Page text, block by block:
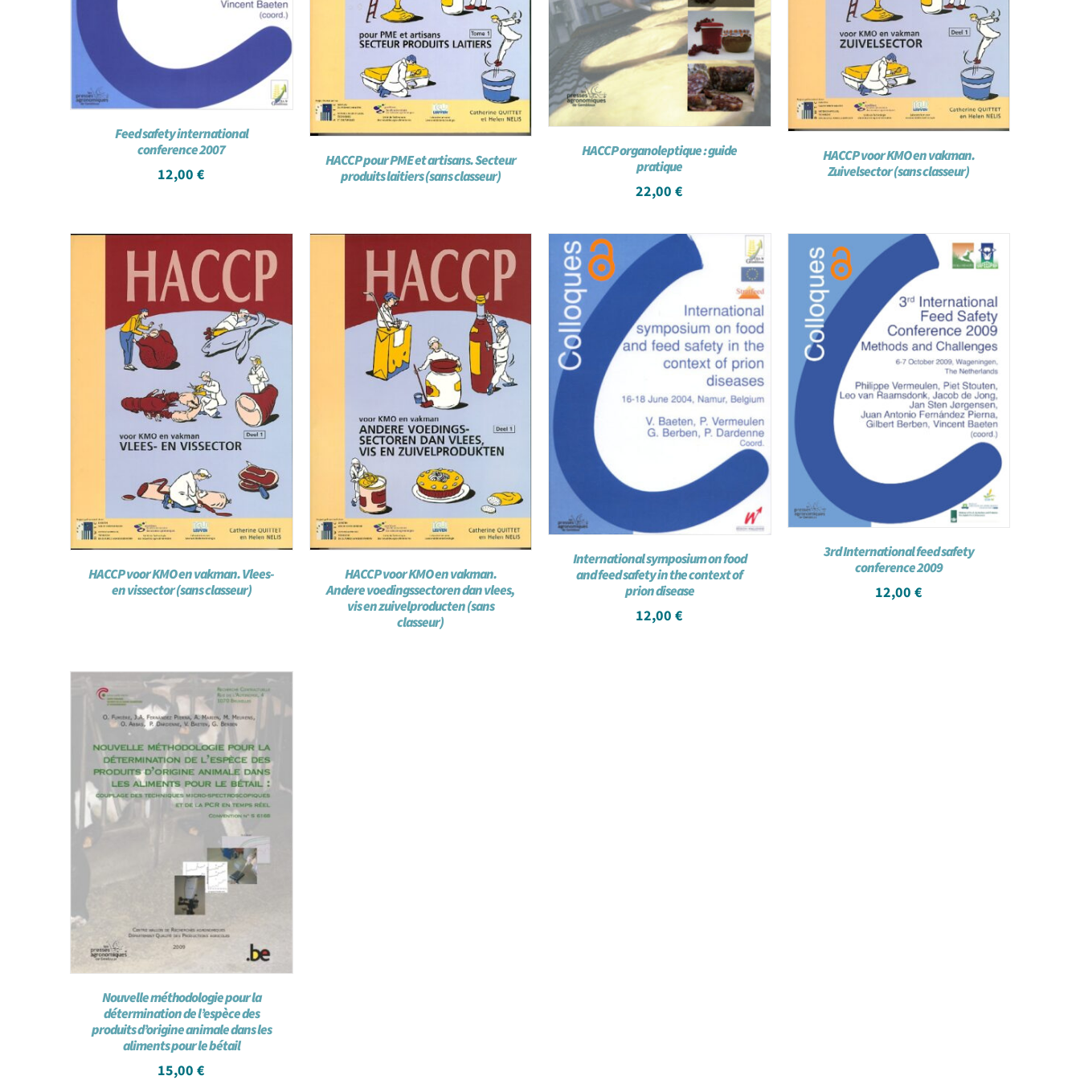
Feed safety international
conference 2007
12,00€
HACCP pour PME et artisans. Secteur
produits laitiers (sans classeur)
HACCP organoleptique : guide
pratique
22,00€
HACCP voor KMO en vakman.
Zuivelsector (sans classeur)
HACCP voor KMO en vakman. Vlees-
en vissector (sans classeur)
HACCP voor KMO en vakman.
Andere voedingssectoren dan vlees,
vis en zuivelproducten (sans
classeur)
International symposium on food
and feed safety in the context of
prion disease
12,00€
3rd International feed safety
conference 2009
12,00 €
Nouvelle méthodologie pour la
détermination de l’espèce des
produits d’origine animale dans les
aliments pour le bétail
15,00€